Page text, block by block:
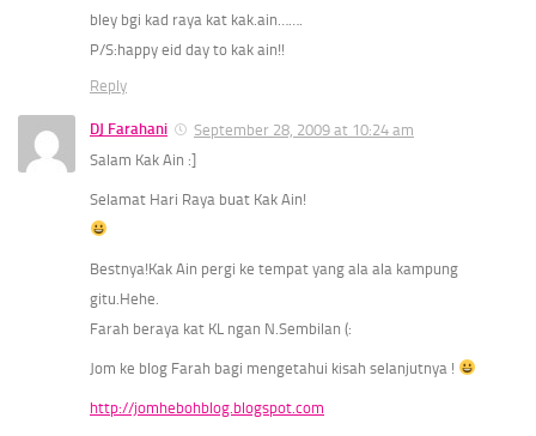
bley bgi kad raya kat kak.ain…….
P/S:happy eid day to kak ain!!
Reply
DJ Farahani
September 28, 2009 at 10:24 am
Salam Kak Ain :]
Selamat Hari Raya buat Kak Ain!
Bestnya!Kak Ain pergi ke tempat yang ala ala kampung
gitu.Hehe.
Farah beraya kat KL ngan N.Sembilan (:
Jom ke blog Farah bagi mengetahui kisah selanjutnya !
http://jomhebohblog.blogspot.com